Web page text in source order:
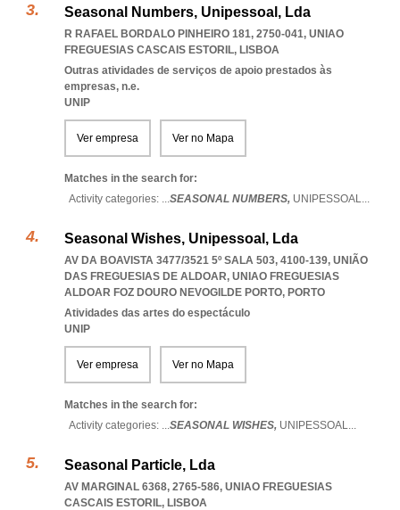
Seasonal Numbers, Unipessoal, Lda
R RAFAEL BORDALO PINHEIRO 181, 2750-041, UNIAO
FREGUESIAS CASCAIS ESTORIL, LISBOA
Outras atividades de serviços de apoio prestados às
empresas, n.e.
UNIP
Ver empresa Ver no Mapa
Matches in the search for:
Activity categories: ...SEASONAL NUMBERS, UNIPESSOAL...
Seasonal Wishes, Unipessoal, Lda
AV DA BOAVISTA 3477/3521 5º SALA 503, 4100-139, UNIÃO
DAS FREGUESIAS DE ALDOAR, UNIAO FREGUESIAS
ALDOAR FOZ DOURO NEVOGILDE PORTO, PORTO
Atividades das artes do espectáculo
UNIP
Ver empresa Ver no Mapa
Matches in the search for:
Activity categories: ...SEASONAL WISHES, UNIPESSOAL...
Seasonal Particle, Lda
AV MARGINAL 6368, 2765-586, UNIAO FREGUESIAS
CASCAIS ESTORIL, LISBOA